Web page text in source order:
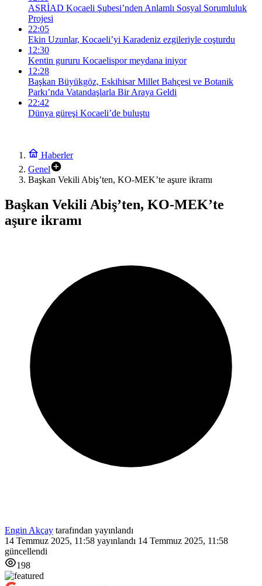
ASRİAD Kocaeli Şubesi’nden Anlamlı Sosyal Sorumluluk
Projesi
22:05
Ekin Uzunlar, Kocaeli’yi Karadeniz ezgileriyle coşturdu
12:30
Kentin gururu Kocaelispor meydana iniyor
12:28
Başkan Büyükgöz, Eskihisar Millet Bahçesi ve Botanik
Parkı’nda Vatandaşlarla Bir Araya Geldi
22:42
Dünya güreşi Kocaeli’de buluştu
Haberler
Genel
Başkan Vekili Abiş’ten, KO-MEK’te aşure ikramı
Başkan Vekili Abiş’ten, KO-MEK’te
aşure ikramı
Engin Akçay tarafından yayınlandı
14 Temmuz 2025, 11:58 yayınlandı 14 Temmuz 2025, 11:58
güncellendi
198